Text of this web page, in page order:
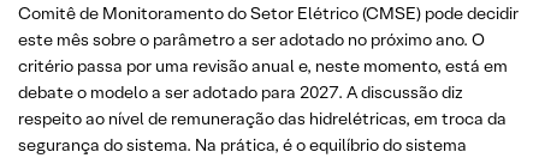
Comitê de Monitoramento do Setor Elétrico (CMSE) pode decidir
este mês sobre o parâmetro a ser adotado no próximo ano. O
critério passa por uma revisão anual e, neste momento, está em
debate o modelo a ser adotado para 2027. A discussão diz
respeito ao nível de remuneração das hidrelétricas, em troca da
segurança do sistema. Na prática, é o equilíbrio do sistema